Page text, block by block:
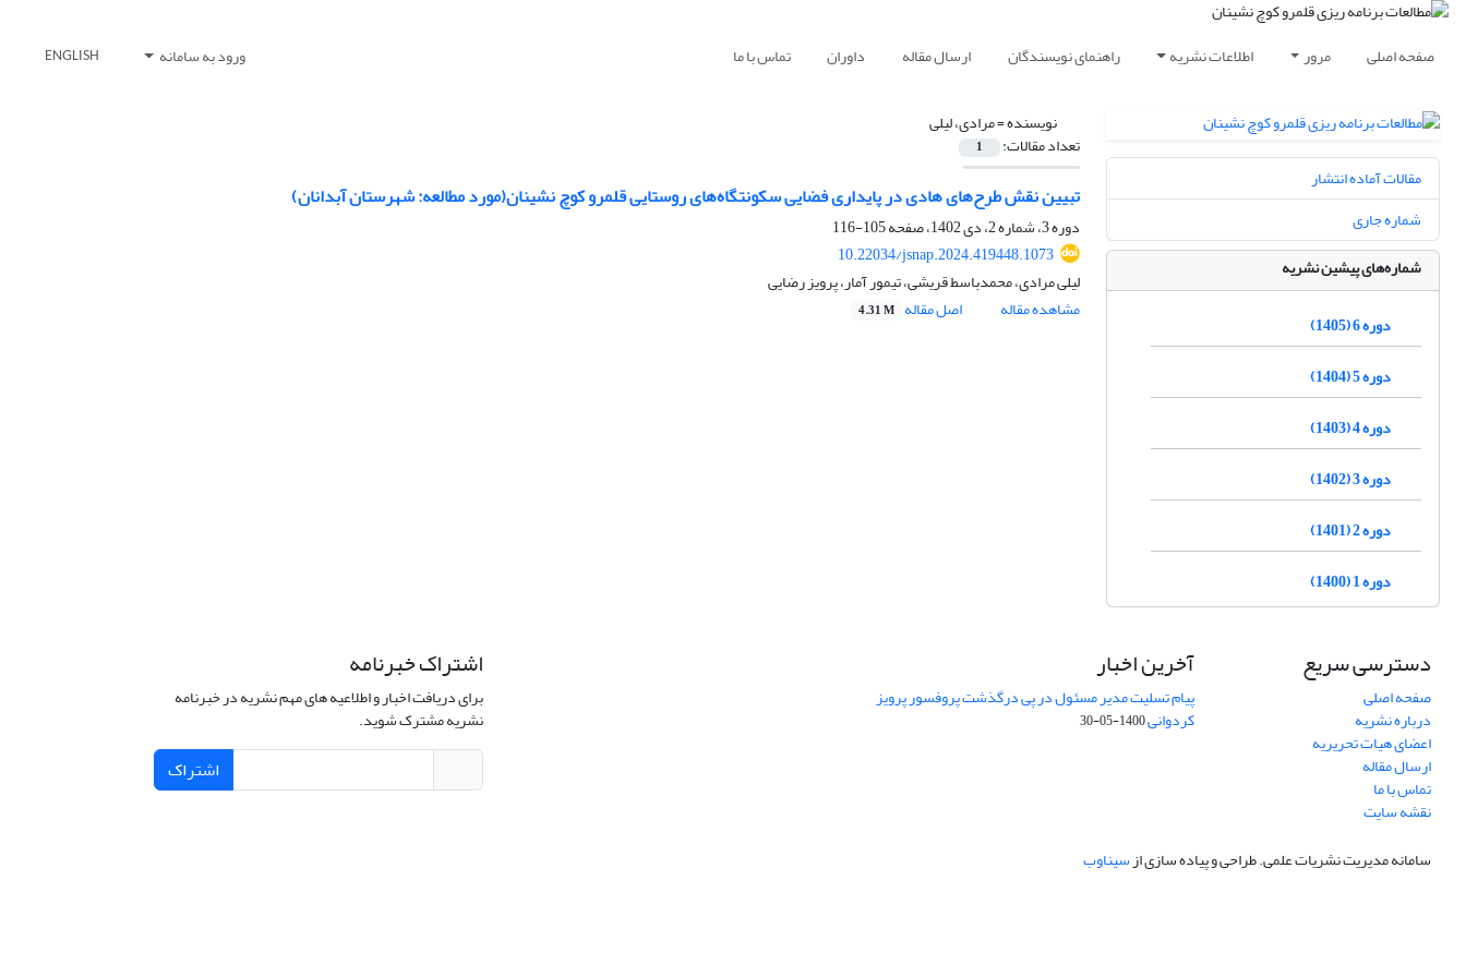
صفحه اصلی مرور اطلاعات نشریه راهنمای نویسندگان ارسال مقاله داوران تماس با ما ورود به سامانه ENGLISH
نویسنده =مرادی، لیلی
تعداد مقالات: 1
تبیین نقش طرح‌های هادی در پایداری فضایی سکونتگاه‌های روستایی قلمرو کوچ نشینان(مورد مطالعه: شهرستان آبدانان)
دوره 3، شماره 2، دی 1402، صفحه
105-116
10.22034/jsnap.2024.419448.1073
لیلی مرادی، محمدباسط قریشی، تیمور آمار، پرویز رضایی
مشاهده مقاله
اصل مقاله 4.31 M
مقالات آماده انتشار
شماره جاری
شماره‌های پیشین نشریه
دوره 6 (1405)
دوره 5 (1404)
دوره 4 (1403)
دوره 3 (1402)
دوره 2 (1401)
دوره 1 (1400)
دسترسی سریع
صفحه اصلی
درباره نشریه
اعضای هیات تحریریه
ارسال مقاله
تماس با ما
نقشه سایت
آخرین اخبار
پیام تسلیت مدیر مسئول در پی درگذشت پروفسور پرویز
کردوانی1400-05-30
اشتراک خبرنامه
برای دریافت اخبار و اطلاعیه های مهم نشریه در خبرنامه
نشریه مشترک شوید.
اشتراک
سامانه مدیریت نشریات علمی.طراحی و پیاده سازی ازسیناوب